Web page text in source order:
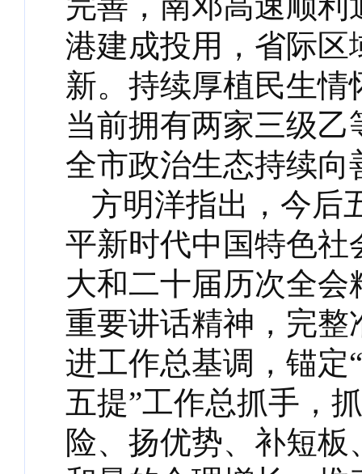
港建成投用，省际
新。持续厚植民生
当前拥有两家三级
全市政治生态持续
方明洋指出，今后
平新时代中国特色
大和二十届历次全
重要讲话精神，完
进工作总基调，锚定
五提”工作总抓手，
险、扬优势、补短